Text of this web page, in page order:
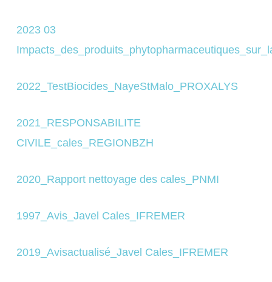
2023 03
2022_TestBiocides_NayeStMalo_PROXALYS
2021_RESPONSABILITE
CIVILE_cales_REGIONBZH
2020_Rapport nettoyage des cales_PNMI
1997_Avis_Javel Cales_IFREMER
2019_Avisactualisé_Javel Cales_IFREMER